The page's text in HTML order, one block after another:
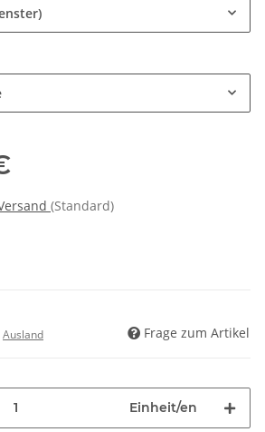
(Standard)
Ausland Frage zum Artikel
Einheit/en